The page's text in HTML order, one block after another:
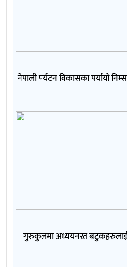
नेपाली पर्यटन विकासका पर्यायी
गुरुकुलमा अध्ययनरत बटुकहरुलाई